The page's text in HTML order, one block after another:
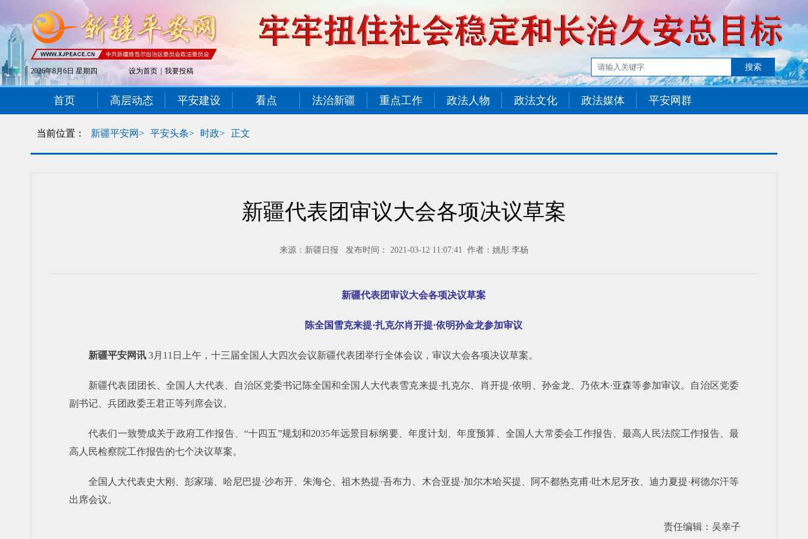
2026年8月6日 星期四 设为首页 我要投稿
首页 高层动态 平安建设 看点 法治新疆 重点工作 政法人物 政法文化 政法媒体 平安网群
当前位置： 新疆平安网> 平安头条> 时政> 正文
新疆代表团审议大会各项决议草案
来源：新疆日报 发布时间： 2021-03-12 11:07:41 作者：姚彤 李杨
新疆代表团审议大会各项决议草案
陈全国雪克来提·扎克尔肖开提·依明孙金龙参加审议
新疆平安网讯 3月11日上午，十三届全国人大四次会议新疆代表团举行全体会议，审议大会各项决议草案。
新疆代表团团长、全国人大代表、自治区党委书记陈全国和全国人大代表雪克来提·扎克尔、肖开提·依明、孙金龙、乃依木·亚森等参加审议。自治区党委
副书记、兵团政委王君正等列席会议。
代表们一致赞成关于政府工作报告、“十四五”规划和2035年远景目标纲要、年度计划、年度预算、全国人大常委会工作报告、最高人民法院工作报告、最
高人民检察院工作报告的七个决议草案。
全国人大代表史大刚、彭家瑞、哈尼巴提·沙布开、朱海仑、祖木热提·吾布力、木合亚提·加尔木哈买提、阿不都热克甫·吐木尼牙孜、迪力夏提·柯德尔汗等
出席会议。
责任编辑：吴幸子